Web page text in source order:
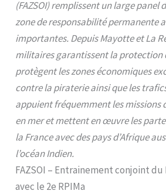
(FAZSOI) remplissent un large panel
zone de responsabilité permanente
importantes. Depuis Mayotte et La
militaires garantissent la protection
protègent les zones économiques
contre la piraterie ainsi que les
appuient fréquemment les missions
en mer et mettent en œuvre les
la France avec des pays d’Afrique
l’océan Indien.
FAZSOI – Entrainement conjoint du
avec le 2e RPIMa